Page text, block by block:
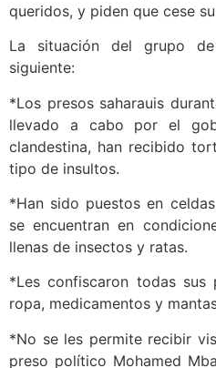
queridos, y piden que cese
La situación del grupo
siguiente:
*Los presos saharauis
llevado a cabo por el
clandestina, han recibido
tipo de insultos.
*Han sido puestos en
se encuentran en
llenas de insectos y ratas.
*Les confiscaron todas sus
ropa, medicamentos y
*No se les permite recibir
preso político Mohamed